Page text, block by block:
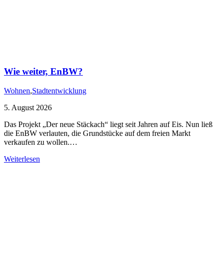
Wie weiter, EnBW?
Wohnen,Stadtentwicklung
5. August 2026
Das Projekt „Der neue Stäckach“ liegt seit Jahren auf Eis. Nun ließ
die EnBW verlauten, die Grundstücke auf dem freien Markt
verkaufen zu wollen.…
Weiterlesen